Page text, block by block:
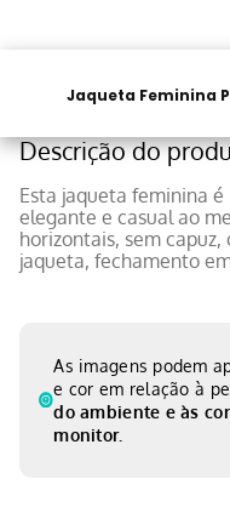
Descrição do
Esta jaqueta feminina
elegante e casual ao
horizontais, sem
jaqueta, fechamento
As imagens podem
e cor em relação à
do ambiente e às
monitor.